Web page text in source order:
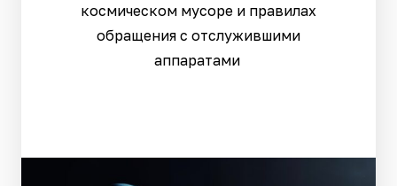
космическом мусоре и правилах
обращения с отслужившими
аппаратами